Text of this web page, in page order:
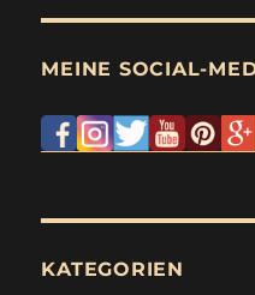
MEINE SOCIAL-
KATEGORIEN